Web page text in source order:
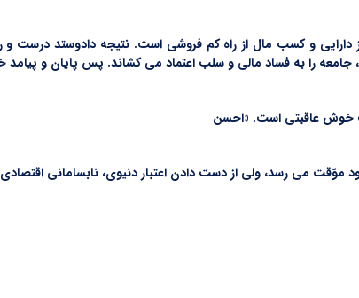
از دارایی و کسب مال از راه کم فروشی است. نتیجه دادوستد
را به فساد مالی و سلب اعتماد می کشاند. پس پایان و پیامد
موّقت می رسد، ولی از دست دادن اعتبار دنیوی، نابسامانی